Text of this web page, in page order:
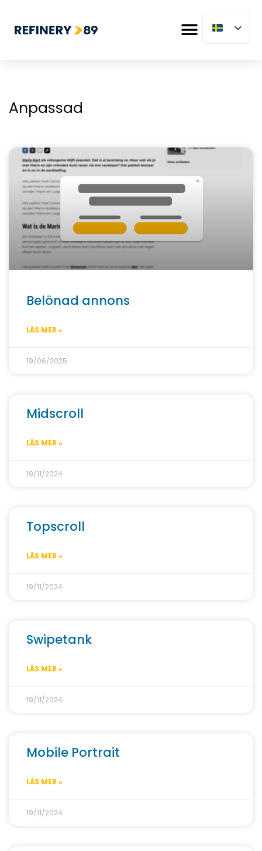
Anpassad
Belönad annons
LÄS MER »
19/06/2025
Midscroll
LÄS MER »
19/11/2024
Topscroll
LÄS MER »
19/11/2024
Swipetank
LÄS MER »
19/11/2024
Mobile Portrait
LÄS MER »
19/11/2024